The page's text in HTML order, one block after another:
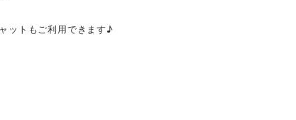
ットもご利用できます♪